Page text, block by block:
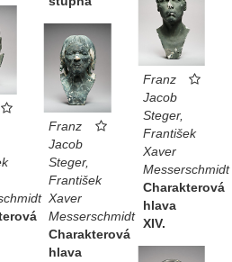
Belveder vo Viedni (Wien,
111 diel zo zbierok = works of art
Dušan Buran, Katarína
-- Bratislava : SNG ;
Franz
Jacob
Steger,
František
Xaver
Messerschmidt
Charakterová
hlava
XIV.
Franz
Jacob
Steger,
František
Xaver
Messerschmidt
Charakterová
hlava